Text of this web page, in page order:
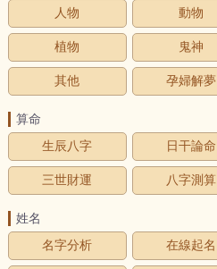
人物
動物
植物 鬼神
其他 孕婦解夢
算命
生辰八字
日干論命
三世財運 八字測算
姓名
名字分析
在線起名